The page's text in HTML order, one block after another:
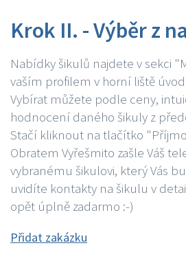
Krok II. - Výběr z
Nabídky šikulů najdete v sekci
vaším profilem v horní liště
Vybírat můžete podle ceny,
hodnocení daného šikuly z
Stačí kliknout na tlačítko
Obratem Vyřešmito zašle Váš
vybranému šikulovi, který Vás
uvidíte kontakty na šikulu v
opět úplně zadarmo :-)
Přidat zakázku